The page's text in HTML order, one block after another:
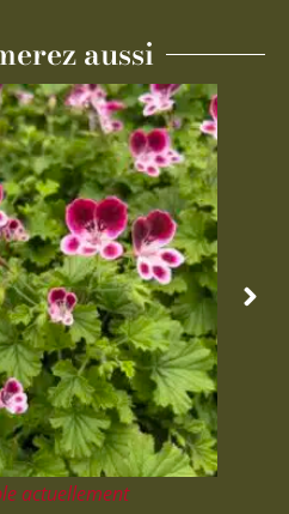
aussi
actuellement